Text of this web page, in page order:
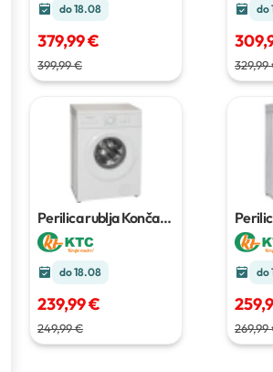
do 18.08
379,99 €
399,99 €
do
329,99
Perilica rublja Končar
PR105ME04
do 18.08
239,99 €
249,99 €
do
269,99